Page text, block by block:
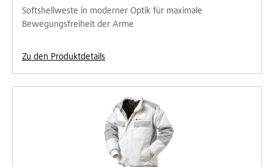
Softshellweste in moderner Optik für maximale
Bewegungsfreiheit der Arme
Zu den Produktdetails